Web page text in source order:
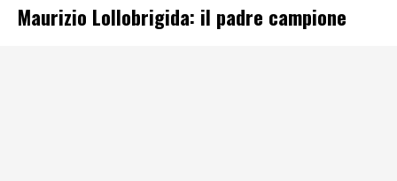
Maurizio Lollobrigida: il padre campione